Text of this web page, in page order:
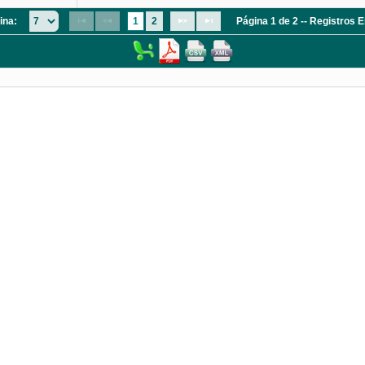
1 2 Página 1 de 2 -- Registros